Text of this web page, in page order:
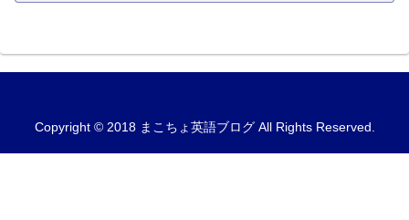
Copyright © 2018 まこちょ英語ブログ All Rights Reserved.